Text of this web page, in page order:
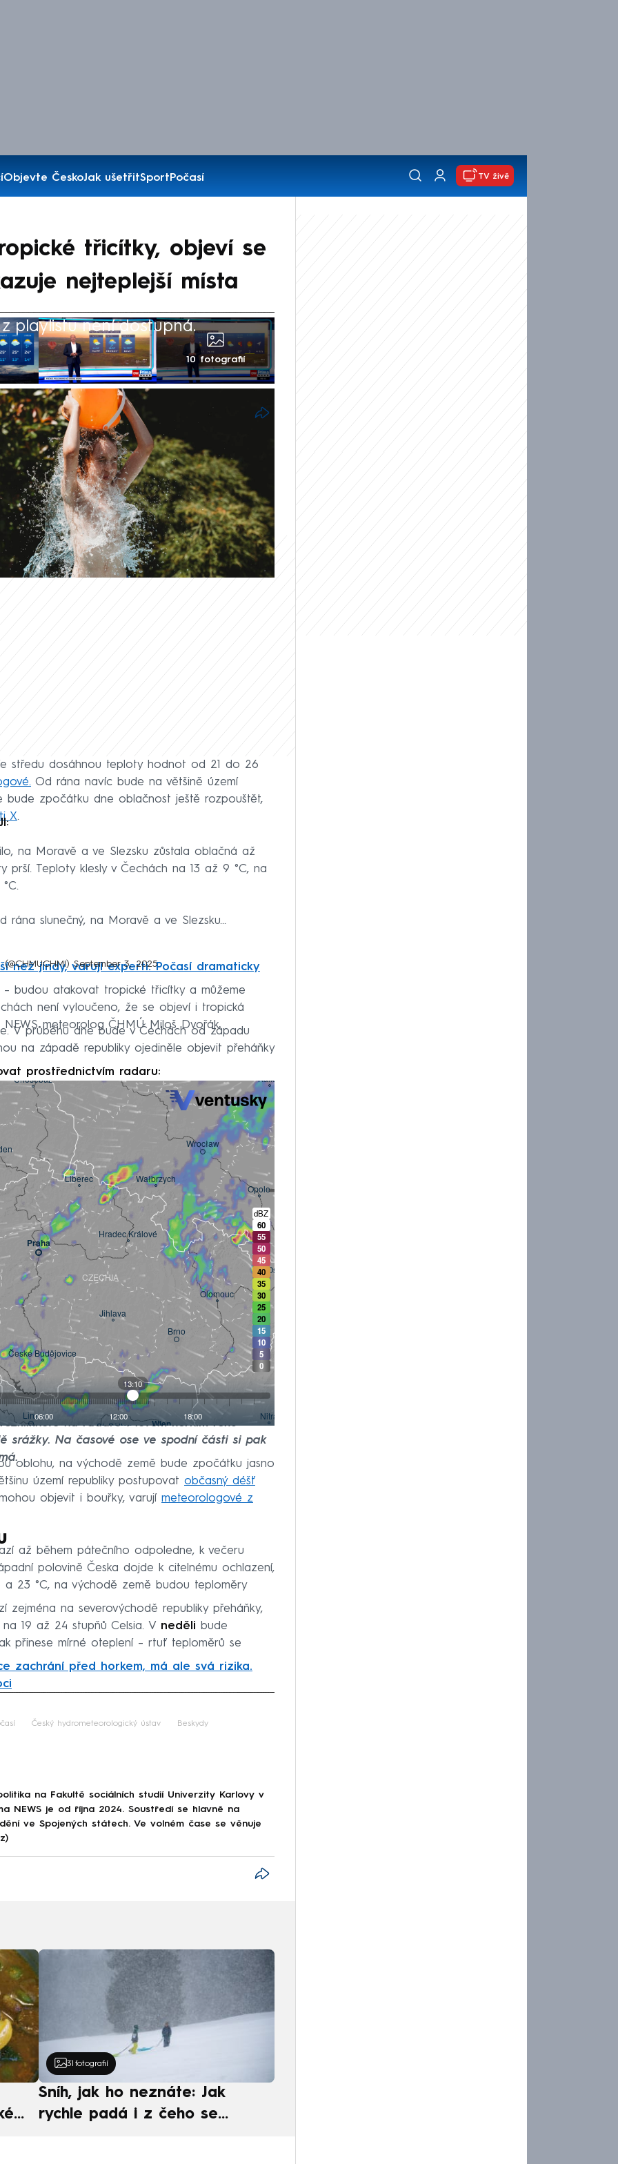
Objevte ČeskoJak ušetřitSportPočasí
TV živě
třicítky, objeví se
nejteplejší místa
playlistu není dostupná.
10 fotografií
těšit na vysoké teploty, které budou
stupňů Celsia, vyplývá z předpovědi
ústavu (ČHMÚ). Kdy a kde bude
středu dosáhnou teploty hodnot od 21 do 26
Od rána navíc bude na většině území
bude zpočátku dne oblačnost ještě rozpouštět,
X.
na Moravě a ve Slezsku zůstala oblačná až
prší. Teploty klesly v Čechách na 13 až 9 °C, na
slunečný, na Moravě a ve Slezsku…
September 3, 2025
než jindy, varují experti. Počasí dramaticky
budou atakovat tropické třicítky a můžeme
není vyloučeno, že se objeví i tropická
NEWS meteorolog ČHMÚ Miloš Dvořák.
V průběhu dne bude v Čechách od západu
na západě republiky ojediněle objevit přeháňky
prostřednictvím radaru:
na radaru v levém horním rohu
srážky. Na časové ose ve spodní části si pak
oblohu, na východě země bude zpočátku jasno
území republiky postupovat občasný déšť
objevit i bouřky, varují meteorologové z
až během pátečního odpoledne, k večeru
polovině Česka dojde k citelnému ochlazení,
23 °C, na východě země budou teploměry
zejména na severovýchodě republiky přeháňky,
19 až 24 stupňů Celsia. V neděli bude
přinese mírné oteplení – rtuť teploměrů se
zachrání před horkem, má ale svá rizika.
Český hydrometeorologický ústav Beskydy
na Fakultě sociálních studií Univerzity Karlovy v
NEWS je od října 2024. Soustředí se hlavně na
ve Spojených státech. Ve volném čase se věnuje
31 fotografií
Sníh, jak ho neznáte: Jak
rychle padá i z čeho se